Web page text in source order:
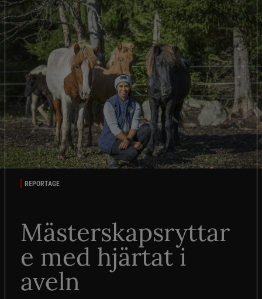
REPORTAGE
Mästerskapsryttar
e med hjärtat i
aveln